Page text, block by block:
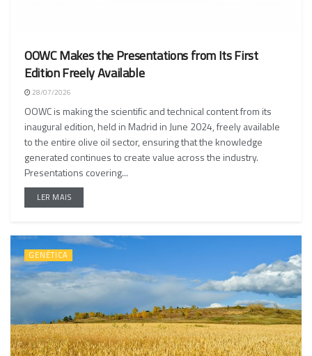
OOWC Makes the Presentations from Its First
Edition Freely Available
28/07/2026
OOWC is making the scientific and technical content from its
inaugural edition, held in Madrid in June 2024, freely available
to the entire olive oil sector, ensuring that the knowledge
generated continues to create value across the industry.
Presentations covering...
LER MAIS
GENÉTICA